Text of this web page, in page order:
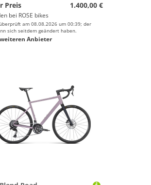
Preis
1.400,00 €
bei ROSE bikes
am 08.08.2026 um 00:39; der
sich seitdem geändert haben.
Anbieter